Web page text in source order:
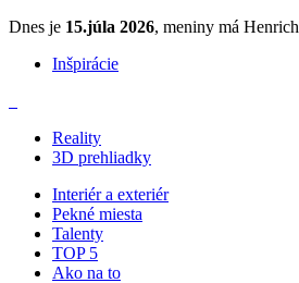
Dnes je 15.júla 2026, meniny má Henrich
Inšpirácie
Reality
3D prehliadky
Interiér a exteriér
Pekné miesta
Talenty
TOP 5
Ako na to